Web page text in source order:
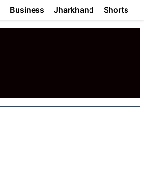
Business Jharkhand Shorts